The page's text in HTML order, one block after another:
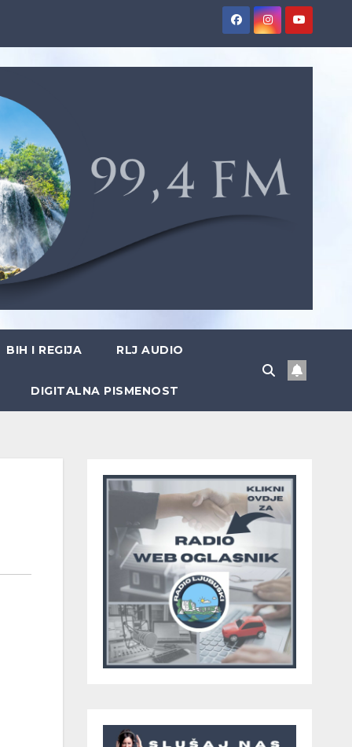
BIH I REGIJA RLJ AUDIO
DIGITALNA PISMENOST